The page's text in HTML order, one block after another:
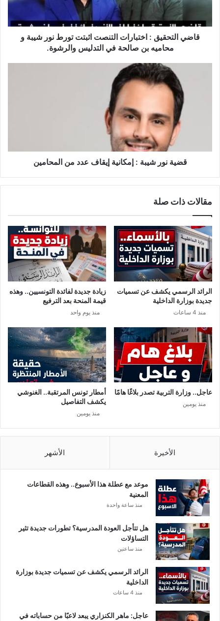
تورط
شيبة
قاضي التحقيق : اختبارات التنصت اثبتت تورط نور شيبة و
محاميه بن صالحة في التدليس والرشوة.
المحامين
قضية نور شيبة : إمكانية إيقاف عدد من المحامين
مقالات ذات صلة
الرائد الرسمي يكشف عن تسميات
جديدة بوزارة الداخلية
منذ 4 ساعات
زيادة جديدة لفائدة التونسيين.. وهذه
قيمة المنحة بعد الترفيع
منذ يوم واحد
عاجل.. وزارة التربية تصدر بلاغًا هامًا
منذ يومين
أمطار تونس المرتقبة.. الغنوشي
يكشف التفاصيل
منذ يومين
الأخيرة الأشهر
موعد مع عطلة هذا الأسبوع.. وهذه القطاعات
المعنية
منذ ساعة واحدة
هل تتأجل العودة المدرسية؟ تطورات جديدة تثير
التساؤلات
منذ ساعتين
الرائد الرسمي يكشف عن تسميات جديدة بوزارة
الداخلية
منذ 4 ساعات
عاجل: ماهر الكنزاري يبعد لاعبًا من حساباته في